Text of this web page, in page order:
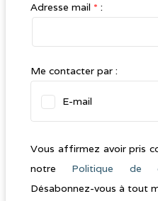
Adresse mail * :
Me contacter par :
E-mail
Vous affirmez avoir pris
notre Politique de
Désabonnez-vous à tout